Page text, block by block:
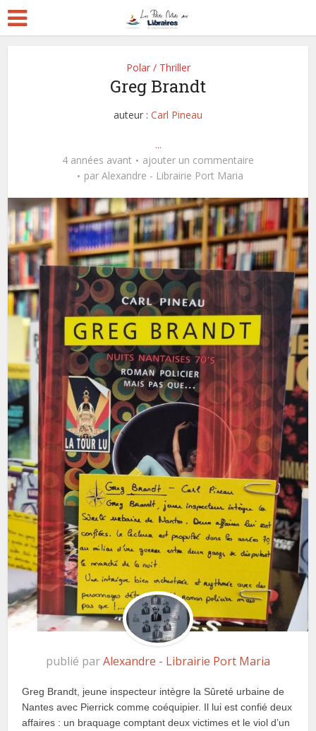
Polar / Thriller
Greg Brandt
auteur : Carl Pineau
...
4 années avant
ajouter un commentaire
par Alexandre - Librairie Port Maria
publié parAlexandre - Librairie Port Maria
Greg Brandt, jeune inspecteur intègre la Sûreté urbaine de
Nantes avec Pierrick comme coéquipier. Il lui est confié deux
affaires : un braquage comptant deux victimes et le viol d’un